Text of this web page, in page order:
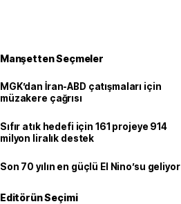
Manşetten Seçmeler
MGK’dan İran-ABD çatışmaları için
müzakere çağrısı
Sıfır atık hedefi için 161 projeye 914
milyon liralık destek
Son 70 yılın en güçlü El Nino’su geliyor
Editörün Seçimi